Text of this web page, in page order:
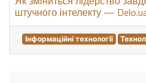
штучного інтелекту —
Інформаційні технології